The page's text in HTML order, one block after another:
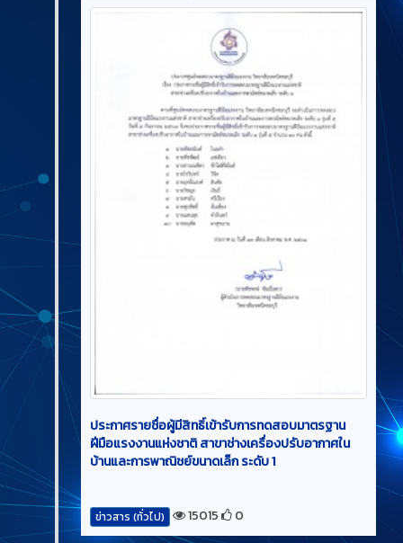
ประกาศรายชื่อผู้มีสิทธิ์เข้ารับการทดสอบมาตรฐาน
ฝีมือแรงงานแห่งชาติ สาขาช่างเครื่องปรับอากาศใน
บ้านและการพาณิชย์ขนาดเล็ก ระดับ 1
ข่าวสาร (ทั่วไป) 15015 0